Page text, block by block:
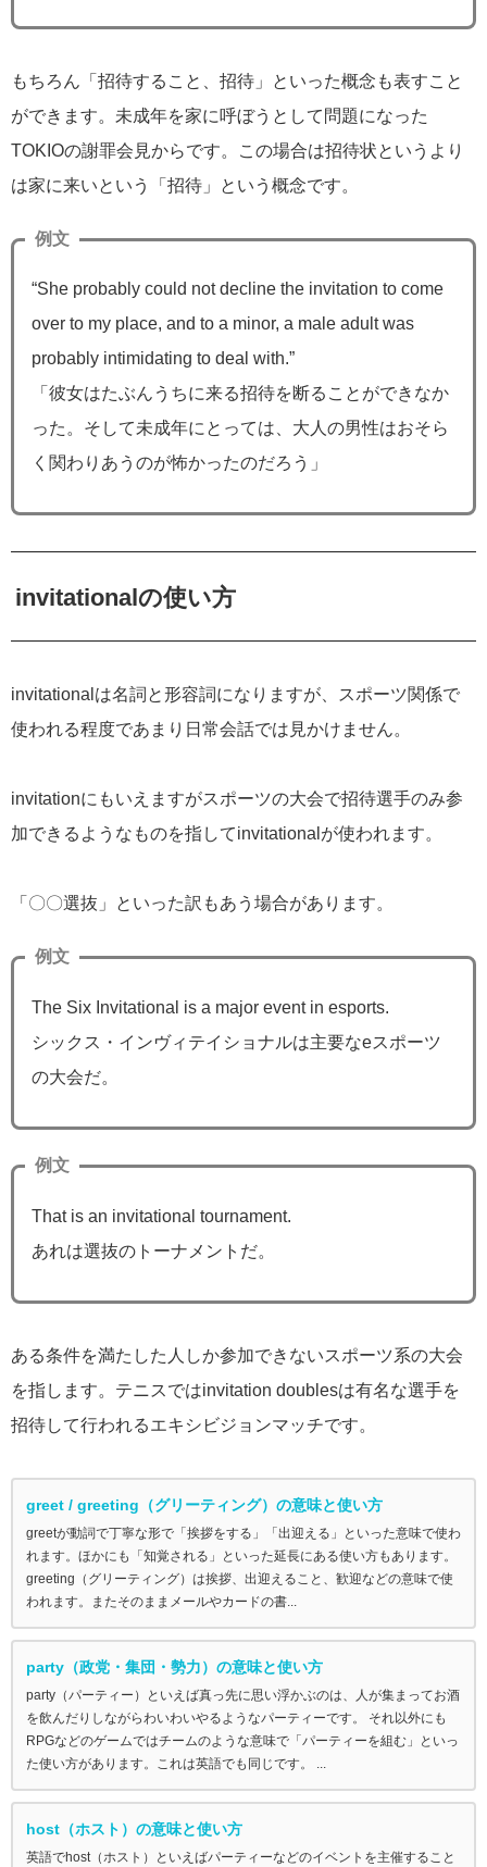
もちろん「招待すること、招待」といった概念も表すこと
ができます。未成年を家に呼ぼうとして問題になった
TOKIOの謝罪会見からです。この場合は招待状というより
は家に来いという「招待」という概念です。
例文
“She probably could not decline the invitation to come
over to my place, and to a minor, a male adult was
probably intimidating to deal with.”
「彼女はたぶんうちに来る招待を断ることができなか
った。そして未成年にとっては、大人の男性はおそら
く関わりあうのが怖かったのだろう」
invitationalの使い方
invitationalは名詞と形容詞になりますが、スポーツ関係で
使われる程度であまり日常会話では見かけません。
invitationにもいえますがスポーツの大会で招待選手のみ参
加できるようなものを指してinvitationalが使われます。
「〇〇選抜」といった訳もあう場合があります。
例文
The Six Invitational is a major event in esports.
シックス・インヴィテイショナルは主要なeスポーツ
の大会だ。
例文
That is an invitational tournament.
あれは選抜のトーナメントだ。
ある条件を満たした人しか参加できないスポーツ系の大会
を指します。テニスではinvitation doublesは有名な選手を
招待して行われるエキシビジョンマッチです。
greet / greeting（グリーティング）の意味と使い方
greetが動詞で丁寧な形で「挨拶をする」「出迎える」といった意味で使わ
れます。ほかにも「知覚される」といった延長にある使い方もあります。
greeting（グリーティング）は挨拶、出迎えること、歓迎などの意味で使
われます。またそのままメールやカードの書...
party（政党・集団・勢力）の意味と使い方
party（パーティー）といえば真っ先に思い浮かぶのは、人が集まってお酒
を飲んだりしながらわいわいやるようなパーティーです。 それ以外にも
RPGなどのゲームではチームのような意味で「パーティーを組む」といっ
た使い方があります。これは英語でも同じです。 ...
host（ホスト）の意味と使い方
英語でhost（ホスト）といえばパーティーなどのイベントを主催すること